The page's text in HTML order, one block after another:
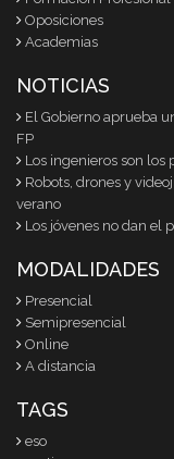
Oposiciones
Academias
NOTICIAS
El Gobierno aprueba
FP
Los ingenieros son
Robots, drones y
verano
Los jóvenes no dan el
MODALIDADES
Presencial
Semipresencial
Online
A distancia
TAGS
eso